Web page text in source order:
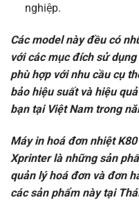
nghiệp.
Các model này đều có
với các mục đích sử
phù hợp với nhu cầu cụ
bảo hiệu suất và hiệu
bạn tại Việt Nam trong
Máy in hoá đơn nhiệt
Xprinter là những sản
quản lý hoá đơn và đơn
các sản phẩm này tại